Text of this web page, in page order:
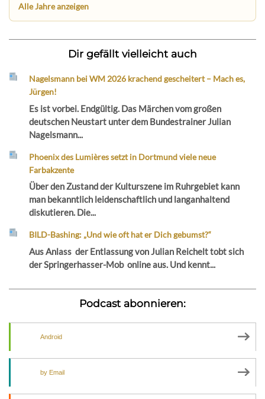
Alle Jahre anzeigen
Dir gefällt vielleicht auch
Nagelsmann bei WM 2026 krachend gescheitert – Mach es,
Jürgen!
Es ist vorbei. Endgültig. Das Märchen vom großen
deutschen Neustart unter dem Bundestrainer Julian
Nagelsmann...
Phoenix des Lumières setzt in Dortmund viele neue
Farbakzente
Über den Zustand der Kulturszene im Ruhrgebiet kann
man bekanntlich leidenschaftlich und langanhaltend
diskutieren. Die...
BILD-Bashing: „Und wie oft hat er Dich gebumst?“
Aus Anlass der Entlassung von Julian Reichelt tobt sich
der Springerhasser-Mob online aus. Und kennt...
Podcast abonnieren:
Android
by Email